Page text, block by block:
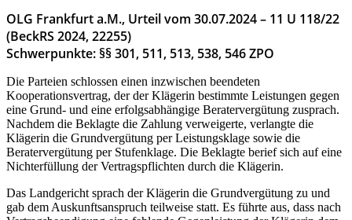
OLG Frankfurt a.M., Urteil vom 30.07.2024 – 11 U 118/22
(BeckRS 2024, 22255)
Schwerpunkte: §§ 301, 511, 513, 538, 546 ZPO
Die Parteien schlossen einen inzwischen beendeten
Kooperationsvertrag, der der Klägerin bestimmte Leistungen gegen
eine Grund- und eine erfolgsabhängige Beratervergütung zusprach.
Nachdem die Beklagte die Zahlung verweigerte, verlangte die
Klägerin die Grundvergütung per Leistungsklage sowie die
Beratervergütung per Stufenklage. Die Beklagte berief sich auf eine
Nichterfüllung der Vertragspflichten durch die Klägerin.
Das Landgericht sprach der Klägerin die Grundvergütung zu und
gab dem Auskunftsanspruch teilweise statt. Es führte aus, dass nach